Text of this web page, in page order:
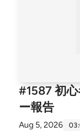
#1587 初
ー報告
Aug 5, 2026